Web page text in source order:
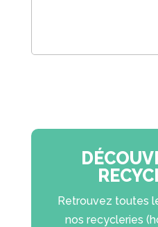
Retrouvez toutes
nos recycleries